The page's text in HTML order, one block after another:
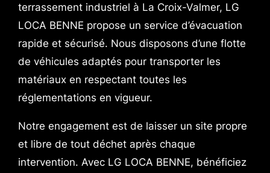
terrassement industriel à La Croix-Valmer, LG
LOCA BENNE propose un service d’évacuation
rapide et sécurisé. Nous disposons d’une flotte
de véhicules adaptés pour transporter les
matériaux en respectant toutes les
réglementations en vigueur.
Notre engagement est de laisser un site propre
et libre de tout déchet après chaque
intervention. Avec LG LOCA BENNE, bénéficiez